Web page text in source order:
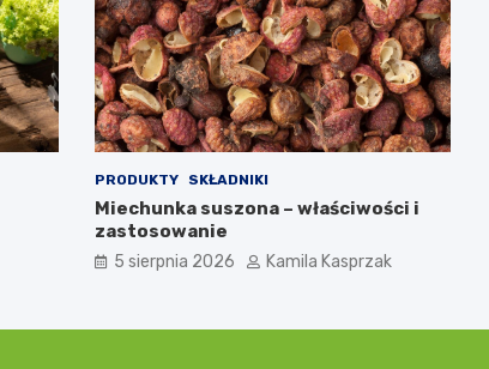
PRODUKTY SKŁADNIKI
Miechunka suszona – właściwości i
zastosowanie
5 sierpnia 2026 Kamila Kasprzak